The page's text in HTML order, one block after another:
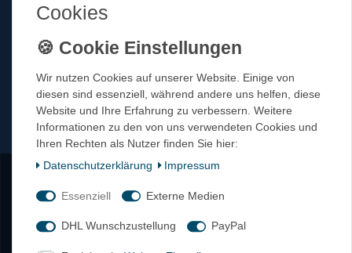
Login
Zahlungsarten
Tel 0911 – 5405162
Mail info@netproshop.de
Öffnungszeiten 8-16.30 Uhr
Vertrag widerrufen Kontakt
Cookies
Wir nutzen Cookies auf unserer Website. Einige von
diesen sind essenziell, während andere uns helfen, diese
Website und Ihre Erfahrung zu verbessern. Weitere
Informationen zu den von uns verwendeten Cookies und
Ihren Rechten als Nutzer finden Sie hier:
Daten­schutz­erklärung
Impressum
Essenziell Externe Medien
DHL Wunschzustellung PayPal